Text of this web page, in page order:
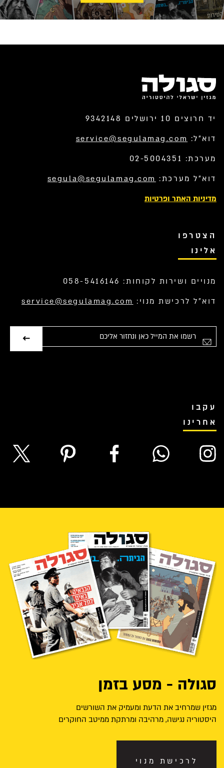
יד חרוצים 10 ירושלים 9342148
דוא”ל: service@segulamag.com
מערכת: 02-5004351
דוא”ל מערכת: segula@segulamag.com
מדיניות האתר ופרטיות
הצטרפו
אלינו
מנויים ושירות לקוחות: 058-5416146
דוא”ל לרכישת מנוי: service@segulamag.com
עקבו
אחרינו
סגולה - מסע בזמן
מגזין שמרחיב את הדעת ומעמיק את השורשים
היסטוריה נגישה, מרהיבה ומרתקת ממיטב החוקרים
לרכישת מנוי